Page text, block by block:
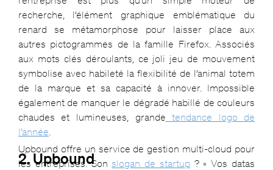
recherche, l’élément graphique emblématique du
renard se métamorphose pour laisser place aux
autres pictogrammes de la famille Firefox. Associés
aux mots clés déroulants, ce joli jeu de mouvement
symbolise avec habileté la flexibilité de l’animal totem
de la marque et sa capacité à innover. Impossible
également de manquer le dégradé habillé de couleurs
chaudes et lumineuses, grande tendance logo de
l’année
2. Upbound
Upbound offre un service de gestion multi-cloud pour
les entreprises. Sonslogan de startup? « Vos datas